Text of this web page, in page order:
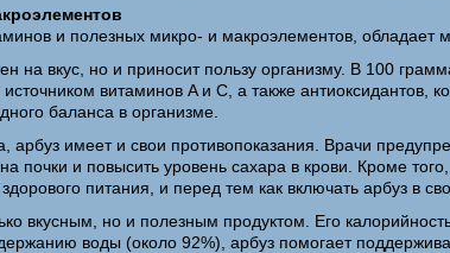
и полезных микро- и макроэлементов, обладает
на вкус, но и приносит пользу организму. В 100
витаминов A и C, а также
баланса в организме.
арбуз имеет и свои противопоказания. Врачи
почки и повысить уровень сахара в крови. Кроме
питания, и перед тем как включать арбуз в
вкусным, но и полезным продуктом. Его
воды (около 92%), арбуз помогает